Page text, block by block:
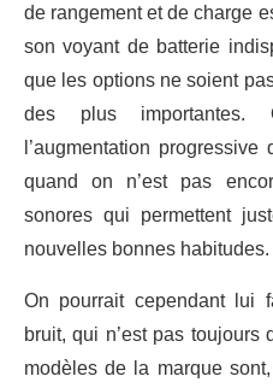
de rangement et de charge
son voyant de batterie
que les options ne soient
des plus importantes.
l’augmentation
quand on n’est pas
sonores qui permettent
nouvelles bonnes habitudes.
On pourrait cependant lui
bruit, qui n’est pas toujours
modèles de la marque